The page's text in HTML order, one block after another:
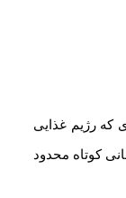
که رژیم غذایی
کوتاه محدود